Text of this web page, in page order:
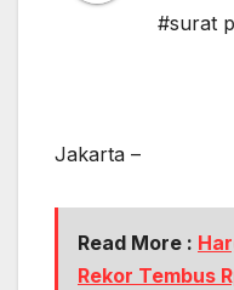
#surat
Jakarta –
Read More :
Rekor Tembus